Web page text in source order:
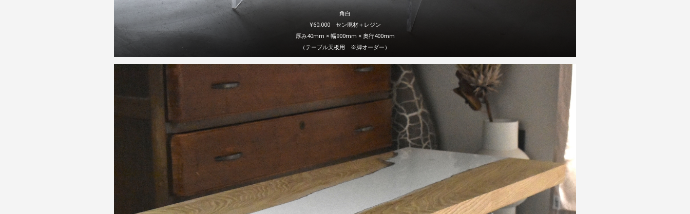
角白
¥60,000 セン廃材＋レジン
厚み40mm × 幅900mm × 奥行400mm
（テーブル天板用 ※脚オーダー）